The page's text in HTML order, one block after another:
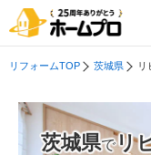
リフォームTOP 茨城県 リ
茨城県でリ